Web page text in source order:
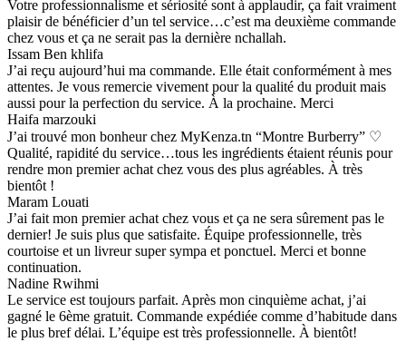
Votre professionnalisme et sériosité sont à applaudir, ça fait vraiment
plaisir de bénéficier d’un tel service…c’est ma deuxième commande
chez vous et ça ne serait pas la dernière nchallah.
Issam Ben khlifa
J’ai reçu aujourd’hui ma commande. Elle était conformément à mes
attentes. Je vous remercie vivement pour la qualité du produit mais
aussi pour la perfection du service. À la prochaine. Merci
Haifa marzouki
J’ai trouvé mon bonheur chez MyKenza.tn “Montre Burberry” ♡
Qualité, rapidité du service…tous les ingrédients étaient réunis pour
rendre mon premier achat chez vous des plus agréables. À très
bientôt !
Maram Louati
J’ai fait mon premier achat chez vous et ça ne sera sûrement pas le
dernier! Je suis plus que satisfaite. Équipe professionnelle, très
courtoise et un livreur super sympa et ponctuel. Merci et bonne
continuation.
Nadine Rwihmi
Le service est toujours parfait. Après mon cinquième achat, j’ai
gagné le 6ème gratuit. Commande expédiée comme d’habitude dans
le plus bref délai. L’équipe est très professionnelle. À bientôt!